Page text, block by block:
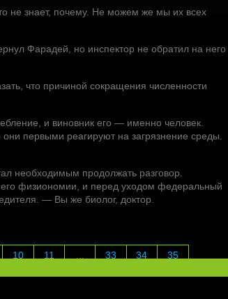
не знает, почему. Не можем же мы их всех
Фарадей, но инспектор не обратил на него
что причиной сокращения численности
и виновник его — именно человек.
первыми реагируют на загрязнение среды.
необходимым продолжать разговор.
его физиономии, и перед уходом федеральный
— Вы же биолог, доктор.
10 11 33 34 35